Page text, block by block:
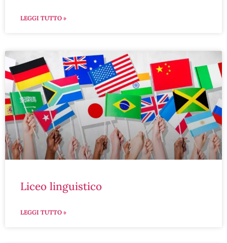
LEGGI TUTTO »
liceo linguistico
LEGGI TUTTO »